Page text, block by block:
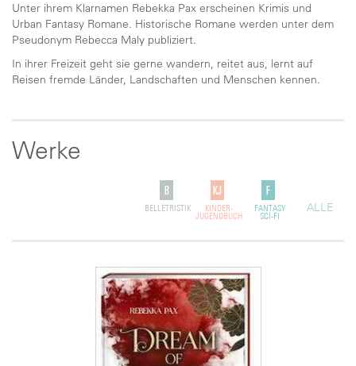
Unter ihrem Klarnamen Rebekka Pax erscheinen Krimis und
Urban Fantasy Romane. Historische Romane werden unter dem
Pseudonym Rebecca Maly publiziert.
In ihrer Freizeit geht sie gerne wandern, reitet aus, lernt auf
Reisen fremde Länder, Landschaften und Menschen kennen.
Werke
BELLETRISTIK
KINDER-
JUGENDBUCH
FANTASY
SCI-FI
ALLE